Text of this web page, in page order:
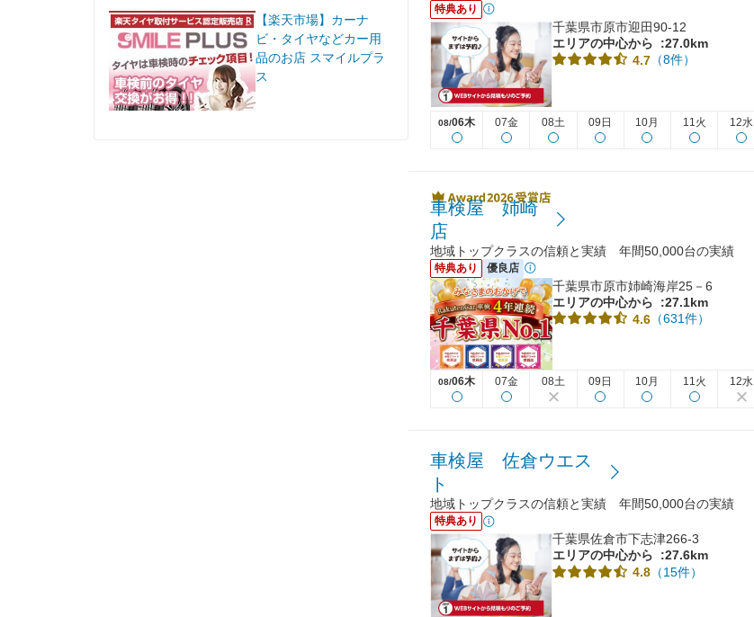
【楽天市場】カーナ
ビ・タイヤなどカー用
品のお店 スマイルプラ
ス
特典あり
千葉県市原市迎田90-12
エリアの中心から
:27.0km
4.7 （8件）
08/06木 07金 08土 09日 10月 11火 12水
車検屋 姉崎
店
地域トップクラスの信頼と実績 年間50,000台の実績
特典あり 優良店
千葉県市原市姉崎海岸25－6
エリアの中心から
:27.1km
4.6 （631件）
08/06木 07金 08土 09日 10月 11火 12水
車検屋 佐倉ウエス
ト
地域トップクラスの信頼と実績 年間50,000台の実績
特典あり
千葉県佐倉市下志津266-3
エリアの中心から
:27.6km
4.8 （15件）